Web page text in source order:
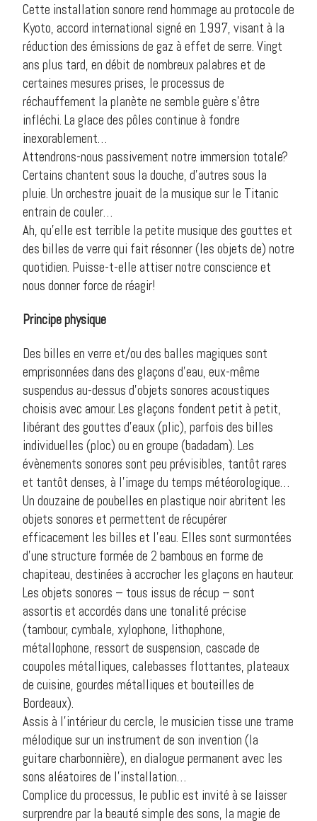
Cette installation sonore rend hommage au protocole de
Kyoto, accord international signé en 1997, visant à la
réduction des émissions de gaz à effet de serre. Vingt
ans plus tard, en débit de nombreux palabres et de
certaines mesures prises, le processus de
réchauffement la planète ne semble guère s’être
infléchi. La glace des pôles continue à fondre
inexorablement…
Attendrons-nous passivement notre immersion totale?
Certains chantent sous la douche, d’autres sous la
pluie. Un orchestre jouait de la musique sur le Titanic
entrain de couler…
Ah, qu’elle est terrible la petite musique des gouttes et
des billes de verre qui fait résonner (les objets de) notre
quotidien. Puisse-t-elle attiser notre conscience et
nous donner force de réagir!
Principe physique
Des billes en verre et/ou des balles magiques sont
emprisonnées dans des glaçons d’eau, eux-même
suspendus au-dessus d’objets sonores acoustiques
choisis avec amour. Les glaçons fondent petit à petit,
libérant des gouttes d’eaux (plic), parfois des billes
individuelles (ploc) ou en groupe (badadam). Les
évènements sonores sont peu prévisibles, tantôt rares
et tantôt denses, à l’image du temps météorologique…
Un douzaine de poubelles en plastique noir abritent les
objets sonores et permettent de récupérer
efficacement les billes et l’eau. Elles sont surmontées
d’une structure formée de 2 bambous en forme de
chapiteau, destinées à accrocher les glaçons en hauteur.
Les objets sonores – tous issus de récup – sont
assortis et accordés dans une tonalité précise
(tambour, cymbale, xylophone, lithophone,
métallophone, ressort de suspension, cascade de
coupoles métalliques, calebasses flottantes, plateaux
de cuisine, gourdes métalliques et bouteilles de
Bordeaux).
Assis à l’intérieur du cercle, le musicien tisse une trame
mélodique sur un instrument de son invention (la
guitare charbonnière), en dialogue permanent avec les
sons aléatoires de l’installation…
Complice du processus, le public est invité à se laisser
surprendre par la beauté simple des sons, la magie de